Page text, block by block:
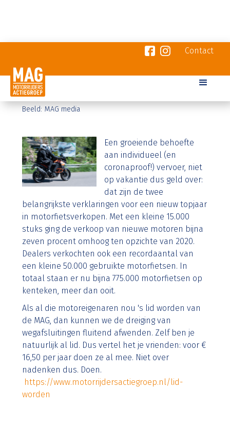
Contact
Topverkopen motorfietsen
20-12-
Bron:
Beeld: MAG media
Een groeiende behoefte
aan individueel (en
coronaproof!) vervoer, niet
op vakantie dus geld over:
dat zijn de twee
belangrijkste verklaringen voor een nieuw topjaar
in motorfietsverkopen. Met een kleine 15.000
stuks ging de verkoop van nieuwe motoren bijna
zeven procent omhoog ten opzichte van 2020.
Dealers verkochten ook een recordaantal van
een kleine 50.000 gebruikte motorfietsen. In
totaal staan er nu bijna 775.000 motorfietsen op
kenteken, meer dan ooit.
Als al die motoreigenaren nou 's lid worden van
de MAG, dan kunnen we de dreiging van
wegafsluitingen fluitend afwenden. Zelf ben je
natuurlijk al lid. Dus vertel het je vrienden: voor €
16,50 per jaar doen ze al mee. Niet over
nadenken dus. Doen.
https://www.motorrijdersactiegroep.nl/lid-
worden